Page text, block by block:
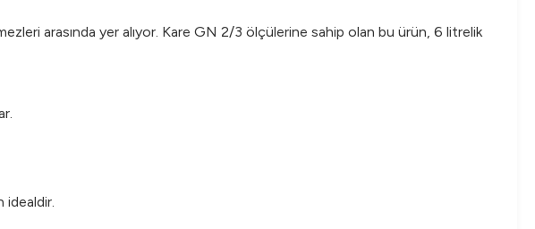
arasında yer alıyor. Kare GN 2/3 ölçülerine sahip olan bu ürün, 6 litrelik
idealdir.